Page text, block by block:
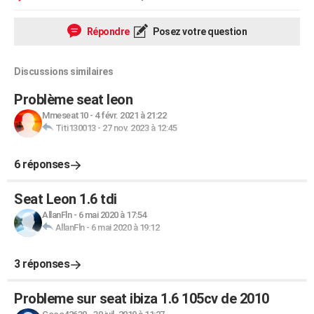
Répondre Posez votre question
Discussions similaires
Problème seat leon
Mmeseat10- 4 févr. 2021 à 21:22
Titi130013- 27 nov. 2023 à 12:45
6 réponses
Seat Leon 1.6 tdi
AllanFln- 6 mai 2020 à 17:54
AllanFln- 6 mai 2020 à 19:12
3 réponses
Probleme sur seat ibiza 1.6 105cv de 2010